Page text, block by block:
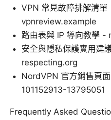
VPN 常見故障排解清
vpnreview.example
路由表與 IP 導向教學
安全與隱私保護實用建
respecting.org
NordVPN 官方銷售頁
101152913-13795051
Frequently Asked